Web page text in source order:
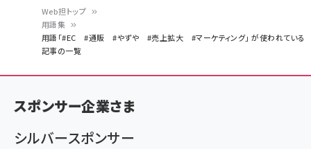
く
ず
Web担トップ
用語集
用語「#EC #通販 #やずや #売上拡大 #マーケティング」 が使われている
記事の一覧
スポンサー企業さま
シルバースポンサー